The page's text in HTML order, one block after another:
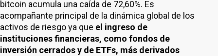
bitcoin acumula una caída de 72,60%. Es
acompañante principal de la dinámica global de los
activos de riesgo ya que el ingreso de
instituciones financieras, como fondos de
inversión cerrados y de ETFs, más derivados